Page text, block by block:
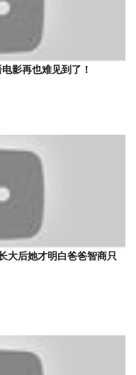
影再也难见到了！
大后她才明白爸爸智商只